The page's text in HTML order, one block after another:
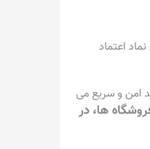
نماد اعتماد
امن و سریع می
ها، در